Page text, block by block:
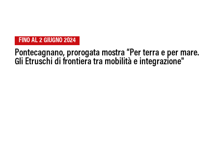
FINO AL 2 GIUGNO 2024
Pontecagnano, prorogata mostra “Per terra e per mare.
Gli Etruschi di frontiera tra mobilità e integrazione"